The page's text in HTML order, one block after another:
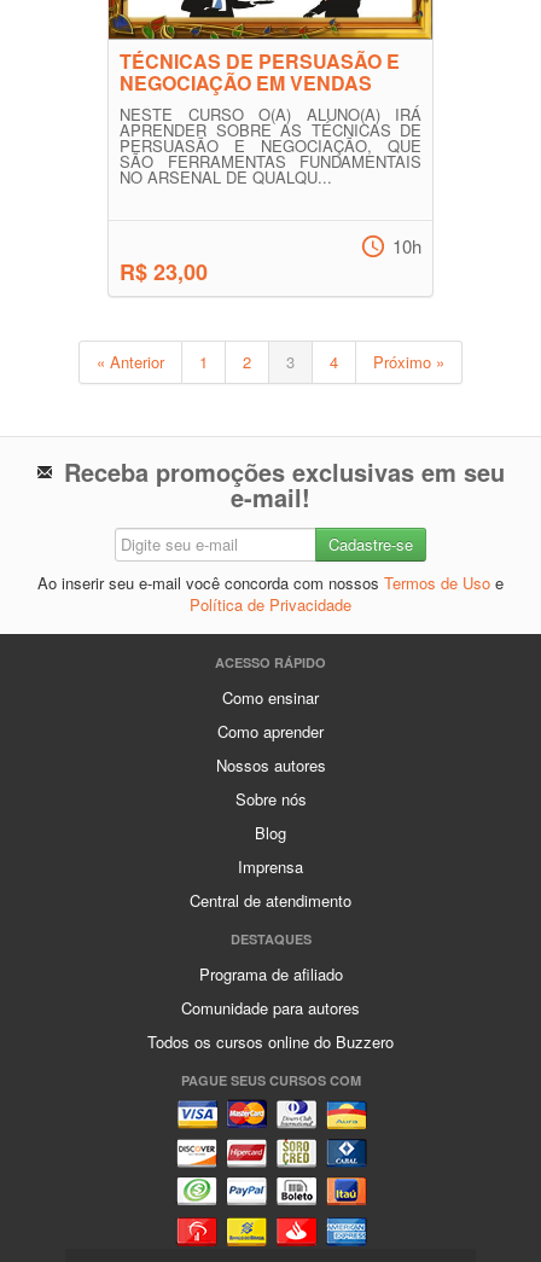
TÉCNICAS DE PERSUASÃO E
NEGOCIAÇÃO EM VENDAS
NESTE CURSO O(A) ALUNO(A) IRÁ
APRENDER SOBRE AS TÉCNICAS DE
PERSUASÃO E NEGOCIAÇÃO, QUE
SÃO FERRAMENTAS FUNDAMENTAIS
NO ARSENAL DE QUALQU...
R$ 23,00
10h
« Anterior 1 2 3 4 Próximo »
Receba promoções exclusivas em seu
e-mail!
Ao inserir seu e-mail você concorda com nossos Termos de Uso e
Política de Privacidade
ACESSO RÁPIDO
Como ensinar
Como aprender
Nossos autores
Sobre nós
Blog
Imprensa
Central de atendimento
DESTAQUES
Programa de afiliado
Comunidade para autores
Todos os cursos online do Buzzero
PAGUE SEUS CURSOS COM